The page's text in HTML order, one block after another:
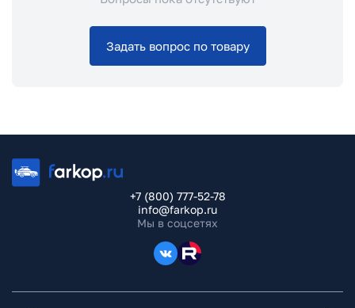
Задать вопрос по товару
+7 (800) 777-52-78
info@farkop.ru
Мы в соцсетях